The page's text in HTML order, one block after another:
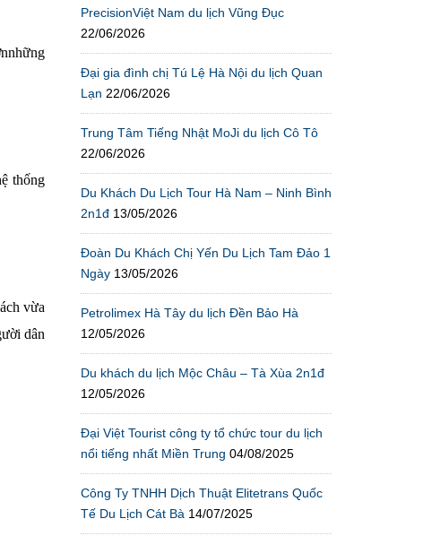
thống
vừa
dân
PrecisionViệt Nam du lịch Vũng Đục
22/06/2026
Đại gia đình chị Tú Lệ Hà Nội du lịch Quan
Lạn 22/06/2026
Trung Tâm Tiếng Nhật MoJi du lịch Cô Tô
22/06/2026
Du Khách Du Lịch Tour Hà Nam – Ninh Bình
2n1đ 13/05/2026
Đoàn Du Khách Chị Yến Du Lịch Tam Đảo 1
Ngày 13/05/2026
Petrolimex Hà Tây du lịch Đền Bảo Hà
12/05/2026
Du khách du lịch Mộc Châu – Tà Xùa 2n1đ
12/05/2026
Đại Việt Tourist công ty tổ chức tour du lịch
nổi tiếng nhất Miền Trung 04/08/2025
Công Ty TNHH Dịch Thuật Elitetrans Quốc
Tế Du Lịch Cát Bà 14/07/2025